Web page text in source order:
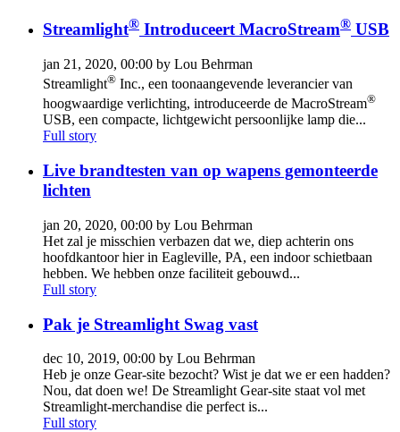
Streamlight® Introduceert MacroStream® USB
jan 21, 2020, 00:00 by Lou Behrman
Streamlight® Inc., een toonaangevende leverancier van
hoogwaardige verlichting, introduceerde de MacroStream®
USB, een compacte, lichtgewicht persoonlijke lamp die...
Full story
Live brandtesten van op wapens gemonteerde
lichten
jan 20, 2020, 00:00 by Lou Behrman
Het zal je misschien verbazen dat we, diep achterin ons
hoofdkantoor hier in Eagleville, PA, een indoor schietbaan
hebben. We hebben onze faciliteit gebouwd...
Full story
Pak je Streamlight Swag vast
dec 10, 2019, 00:00 by Lou Behrman
Heb je onze Gear-site bezocht? Wist je dat we er een hadden?
Nou, dat doen we! De Streamlight Gear-site staat vol met
Streamlight-merchandise die perfect is...
Full story